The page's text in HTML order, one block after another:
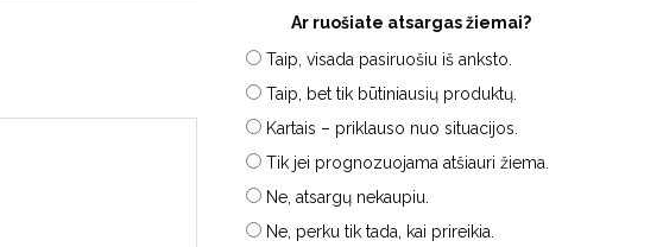
Ar ruošiate atsargas žiemai?
Taip, visada pasiruošiu iš anksto.
Taip, bet tik būtiniausių produktų.
Kartais – priklauso nuo situacijos.
Tik jei prognozuojama atšiauri žiema.
Ne, atsargų nekaupiu.
Ne, perku tik tada, kai prireikia.